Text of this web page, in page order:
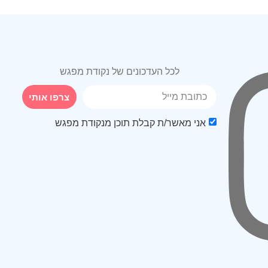
לכל העדכונים של נקודת מפגש
אני מאשר/ת קבלת תוכן מנקודת מפגש
צרפו אותי